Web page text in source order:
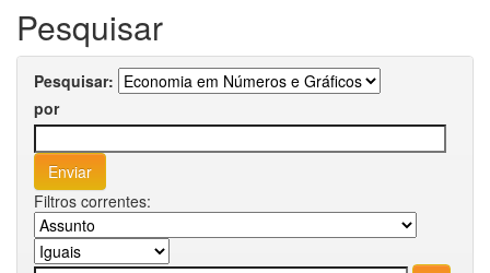
Pesquisar
Pesquisar:
por
Filtros correntes: